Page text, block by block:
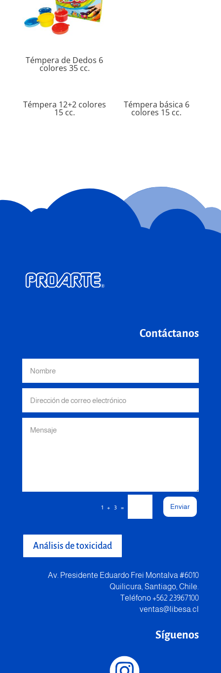
Témpera de Dedos 6
colores 35 cc.
Témpera 12+2 colores
15 cc.
Témpera básica 6
colores 15 cc.
Contáctanos
1 + 3 = Enviar
Análisis de toxicidad
Av. Presidente Eduardo Frei Montalva #6010
Quilicura, Santiago, Chile.
Teléfono +562 23967100
ventas@libesa.cl
Síguenos